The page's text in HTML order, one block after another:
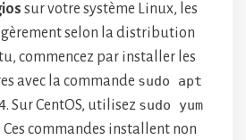
sur votre système Linux, les
selon la distribution
commencez par installer les
avec la commande sudo apt
. Sur CentOS, utilisez sudo yum
Ces commandes installent non